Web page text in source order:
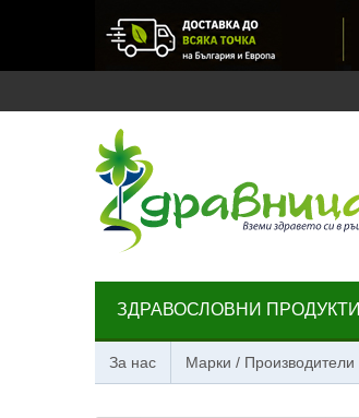
ЗДРАВОСЛОВНИ ПРОДУКТИ
За нас Марки / Производители